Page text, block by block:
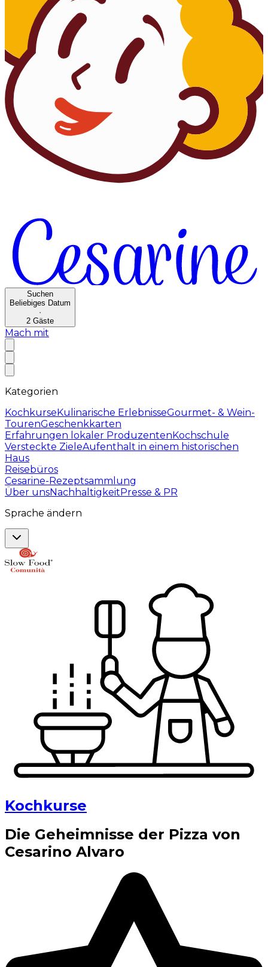
Suchen
Beliebiges Datum
·
2 Gäste
Mach mit
Kategorien
KochkurseKulinarische ErlebnisseGourmet- & Wein-
TourenGeschenkkarten
Erfahrungen lokaler ProduzentenKochschule
Versteckte ZieleAufenthalt in einem historischen
Haus
Reisebüros
Cesarine-Rezeptsammlung
Über unsNachhaltigkeitPresse & PR
Sprache ändern
Kochkurse
Die Geheimnisse der Pizza von
Cesarino Alvaro